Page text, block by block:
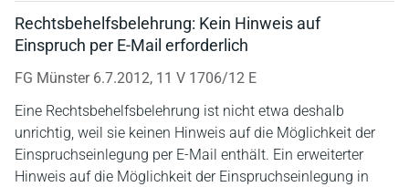
Rechtsbehelfsbelehrung: Kein Hinweis auf
Einspruch per E-Mail erforderlich
FG Münster 6.7.2012, 11 V 1706/12 E
Eine Rechtsbehelfsbelehrung ist nicht etwa deshalb
unrichtig, weil sie keinen Hinweis auf die Möglichkeit der
Einspruchseinlegung per E-Mail enthält. Ein erweiterter
Hinweis auf die Möglichkeit der Einspruchseinlegung in